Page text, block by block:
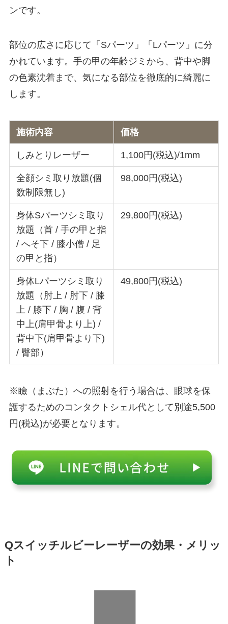
ンです。
部位の広さに応じて「Sパーツ」「Lパーツ」に分
かれています。手の甲の年齢ジミから、背中や脚
の色素沈着まで、気になる部位を徹底的に綺麗に
します。
施術内容 価格
しみとりレーザー 1,100円(税込)/1mm
全顔シミ取り放題(個
数制限無し)
98,000円(税込)
身体Sパーツシミ取り
放題（首 / 手の甲と指
/ へそ下 / 膝小僧 / 足
の甲と指）
29,800円(税込)
身体Lパーツシミ取り
放題（肘上 / 肘下 / 膝
上 / 膝下 / 胸 / 腹 / 背
中上(肩甲骨より上) /
背中下(肩甲骨より下)
/ 臀部）
49,800円(税込)
※瞼（まぶた）への照射を行う場合は、眼球を保
護するためのコンタクトシェル代として別途5,500
円(税込)が必要となります。
Qスイッチルビーレーザーの効果・メリッ
ト